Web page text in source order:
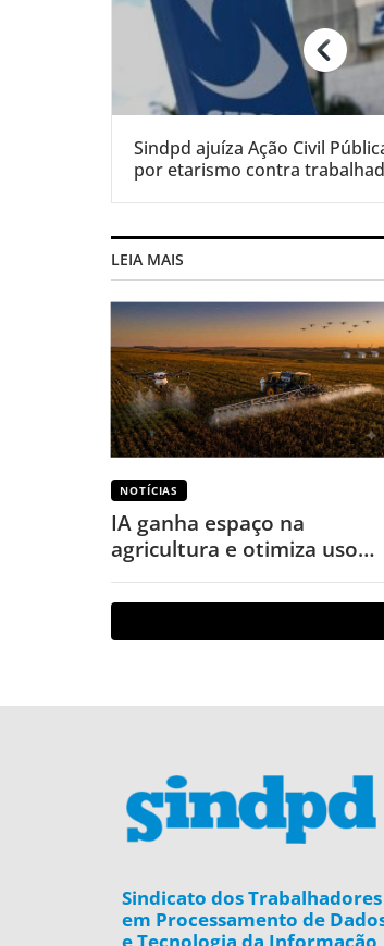
Sindpd ajuíza Ação Civil
por etarismo contra
LEIA MAIS
NOTÍCIAS
IA ganha espaço na
agricultura e otimiza uso
de defensivos
Sindicato dos Trabalhadores
em Processamento de